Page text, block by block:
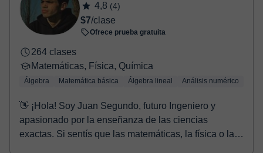
4,8 (4)
$7/clase
Ofrece prueba gratuita
264 clases
Matemáticas, Física, Química
Álgebra Matemática básica Álgebra lineal Análisis numérico
👋 ¡Hola! Soy Juan Segundo, futuro Ingeniero y
apasionado por la enseñanza de las ciencias
exactas. Si sentís que las matemáticas, la física o la